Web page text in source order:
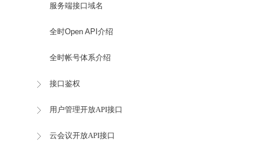
服务端接口域名
全时Open API介绍
全时帐号体系介绍
接口鉴权
用户管理开放API接口
云会议开放API接口